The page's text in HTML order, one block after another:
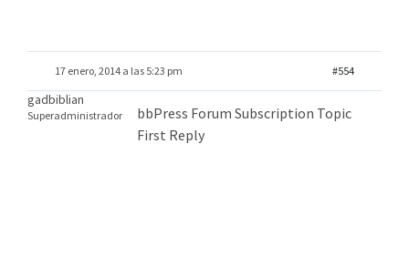
17 enero, 2014 a las 5:23 pm #554
gadbiblian
Superadministrador
bbPress Forum Subscription Topic
First Reply